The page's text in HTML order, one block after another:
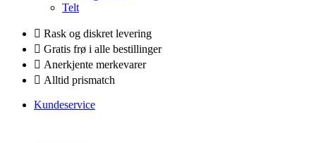
Telt
Rask og diskret levering
Gratis frø i alle bestillinger
Anerkjente merkevarer
Alltid prismatch
Kundeservice